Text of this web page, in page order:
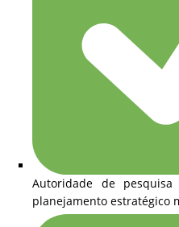
Autoridade de
planejamento estratégico